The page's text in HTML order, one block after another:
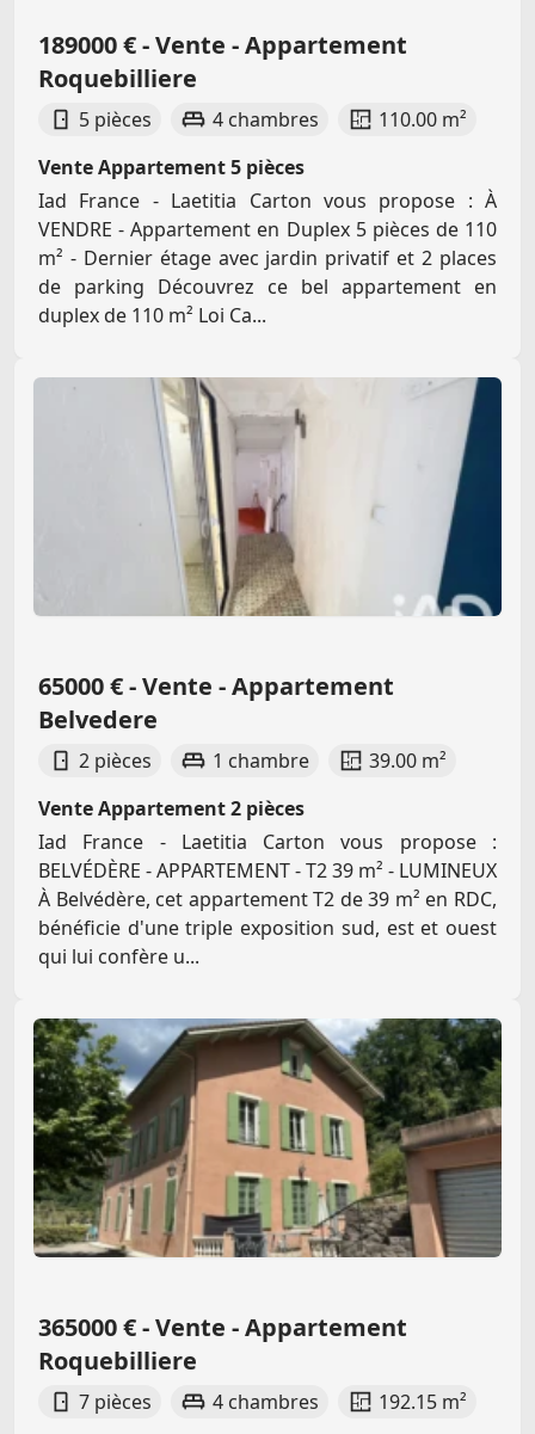
189000 € - Vente - Appartement
Roquebilliere
5 pièces 4 chambres
110.00 m²
Vente Appartement 5 pièces
Iad France - Laetitia Carton vous propose : À
VENDRE - Appartement en Duplex 5 pièces de 110
m² - Dernier étage avec jardin privatif et 2 places
de parking Découvrez ce bel appartement en
duplex de 110 m² Loi Ca...
65000 € - Vente - Appartement
Belvedere
2 pièces 1 chambre
39.00 m²
Vente Appartement 2 pièces
Iad France - Laetitia Carton vous propose :
BELVÉDÈRE - APPARTEMENT - T2 39 m² - LUMINEUX
À Belvédère, cet appartement T2 de 39 m² en RDC,
bénéficie d'une triple exposition sud, est et ouest
qui lui confère u...
365000 € - Vente - Appartement
Roquebilliere
7 pièces 4 chambres
192.15 m²